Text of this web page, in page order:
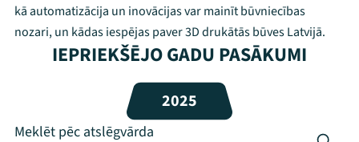
Mana programma
Festivāls
Programma
kā automatizācija un inovācijas var mainīt būvniecības
nozari, un kādas iespējas paver 3D drukātās būves Latvijā.
IEPRIEKŠĒJO GADU PASĀKUMI
2025